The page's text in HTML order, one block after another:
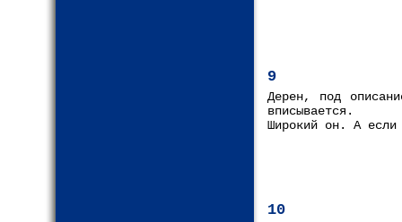
9
Дерен, под
вписывается.
Широкий он. А если
10